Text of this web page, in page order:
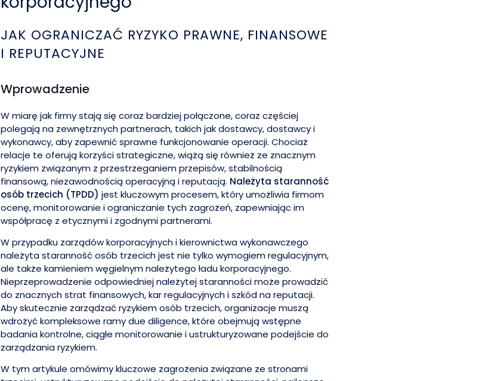
JAK OGRANICZAĆ RYZYKO PRAWNE, FINANSOWE
I REPUTACYJNE
Wprowadzenie
W miarę jak firmy stają się coraz bardziej połączone, coraz częściej
polegają na zewnętrznych partnerach, takich jak dostawcy, dostawcy i
wykonawcy, aby zapewnić sprawne funkcjonowanie operacji. Chociaż
relacje te oferują korzyści strategiczne, wiążą się również ze znacznym
ryzykiem związanym z przestrzeganiem przepisów, stabilnością
finansową, niezawodnością operacyjną i reputacją. Należyta staranność
osób trzecich (TPDD) jest kluczowym procesem, który umożliwia firmom
ocenę, monitorowanie i ograniczanie tych zagrożeń, zapewniając im
współpracę z etycznymi i zgodnymi partnerami.
W przypadku zarządów korporacyjnych i kierownictwa wykonawczego
należyta staranność osób trzecich jest nie tylko wymogiem regulacyjnym,
ale także kamieniem węgielnym należytego ładu korporacyjnego.
Nieprzeprowadzenie odpowiedniej należytej staranności może prowadzić
do znacznych strat finansowych, kar regulacyjnych i szkód na reputacji.
Aby skutecznie zarządzać ryzykiem osób trzecich, organizacje muszą
wdrożyć kompleksowe ramy due diligence, które obejmują wstępne
badania kontrolne, ciągłe monitorowanie i ustrukturyzowane podejście do
zarządzania ryzykiem.
W tym artykule omówimy kluczowe zagrożenia związane ze stronami